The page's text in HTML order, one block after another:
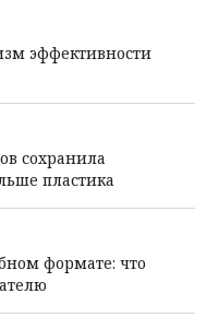
эффективности
сохранила
пластика
формате: что